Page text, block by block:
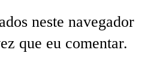
neste navegador
que eu comentar.